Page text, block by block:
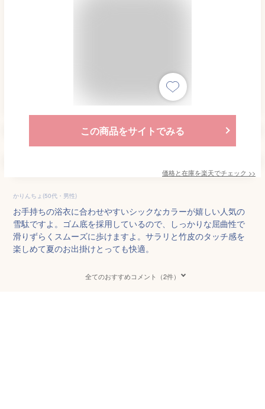
この商品をサイトでみる
価格と在庫を楽天でチェック >>
かりんちょ(50代・男性)
お手持ちの浴衣に合わせやすいシックなカラーが嬉しい人気の
雪駄ですよ。ゴム底を採用しているので、しっかりな屈曲性で
滑りずらくスムーズに歩けますよ。サラリと竹皮のタッチ感を
楽しめて夏のお出掛けとっても快適。
全てのおすすめコメント（2件）